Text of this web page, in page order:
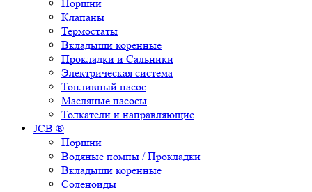
Поршни
Клапаны
Термостаты
Вкладыши коренные
Прокладки и Сальники
Электрическая система
Топливный насос
Масляные насосы
Толкатели и направляющие
JCB ®
Поршни
Водяные помпы / Прокладки
Вкладыши коренные
Соленоиды